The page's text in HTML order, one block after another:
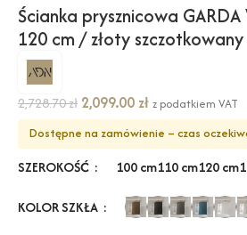
Ścianka prysznicowa
120 cm / złoty szczotkowany
2,728.70zł 2,099.00 zł z podatkiem VAT
Dostępne na zamówienie – czas
SZEROKOŚĆ 100 cm110 cm120 cm
KOLOR SZKŁA